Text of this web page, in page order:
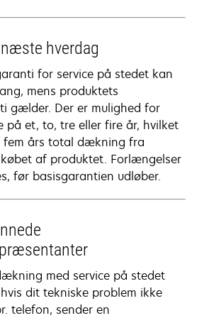
hverdag
for service på stedet kan
mens produktets
gælder. Der er mulighed for
på et, to, tre eller fire år, hvilket
fem års total dækning fra
af produktet. Forlængelser
før basisgarantien udløber.
med service på stedet
dit tekniske problem ikke
telefon, sender en